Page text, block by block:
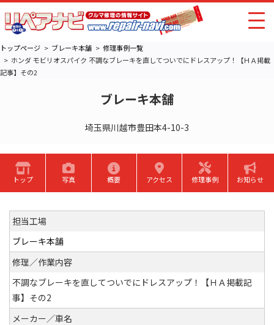
トップページ ブレーキ本舗
修理事例一覧
ホンダ モビリオスパイク 不調なブレーキを直してついでにドレスアップ！【ＨＡ掲載
記事】その2
ブレーキ本舗
埼玉県川越市豊田本4-10-3
トップ 写真 概要 アクセス 修理事例 お知らせ
担当工場
ブレーキ本舗
修理／作業内容
不調なブレーキを直してついでにドレスアップ！【ＨＡ掲載記
事】その2
メーカー／車名